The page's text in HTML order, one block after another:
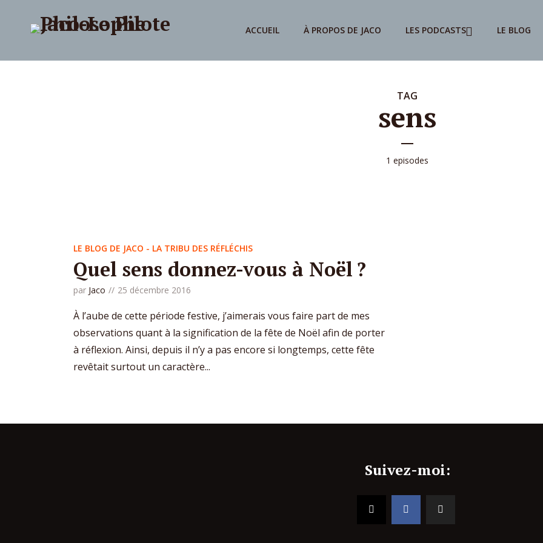
ACCUEIL À PROPOS DE JACO LES PODCASTS LE BLOG
TAG
sens
1 episodes
LE BLOG DE JACO - LA TRIBU DES RÉFLÉCHIS
Quel sens donnez-vous à Noël ?
par Jaco 25 décembre 2016
À l’aube de cette période festive, j’aimerais vous faire part de mes
observations quant à la signification de la fête de Noël afin de porter
à réflexion. Ainsi, depuis il n’y a pas encore si longtemps, cette fête
revêtait surtout un caractère...
Suivez-moi: